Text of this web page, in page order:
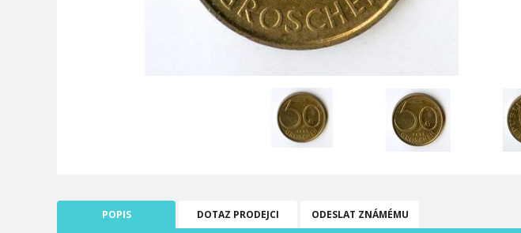
POPIS DOTAZ PRODEJCI ODESLAT ZNÁMÉMU